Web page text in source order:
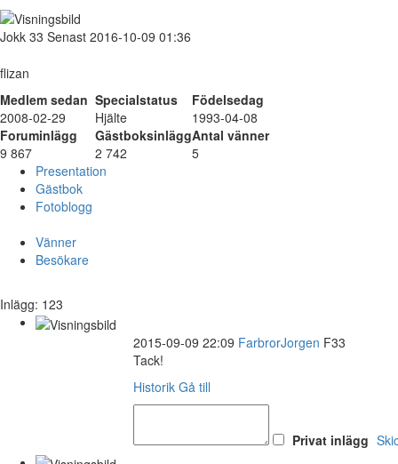
Jokk 33 Senast 2016-10-09 01:36
flizan
Medlem sedan Specialstatus
Födelsedag
2008-02-29
Hjälte
1993-04-08
Foruminlägg
GästboksinläggAntal vänner
9 867
2 742
5
Presentation
Gästbok
Fotoblogg
Vänner
Besökare
Inlägg: 123
2015-09-09 22:09 FarbrorJorgen F33
Tack!
Historik Gå till
Privat inlägg